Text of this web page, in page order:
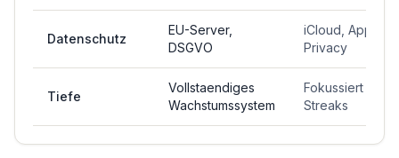
Datenschutz
EU-Server,
DSGVO
iCloud, Apple
Privacy
Tiefe
Vollstaendiges
Wachstumssystem
Fokussiert auf
Streaks